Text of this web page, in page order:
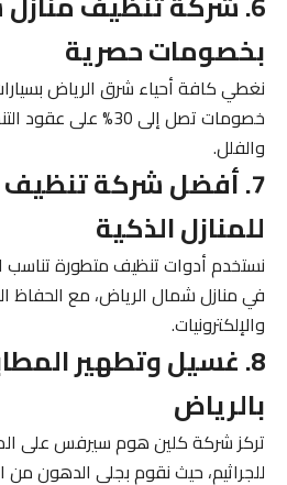
بخصومات حصرية
نغطي كافة أحياء شرق الرياض
خصومات تصل إلى 30% على
والفلل.
7. أفضل شركة تنظيف
للمنازل الذكية
نستخدم أدوات تنظيف متطورة تناسب
في منازل شمال الرياض، مع الحفاظ
والإلكترونيات.
8. غسيل وتطهير
بالرياض
تركز شركة كلين هوم سيرفس على
للجراثيم، حيث نقوم بجلي الدهون من